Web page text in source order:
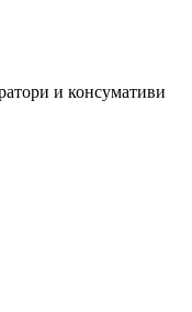
и консумативи